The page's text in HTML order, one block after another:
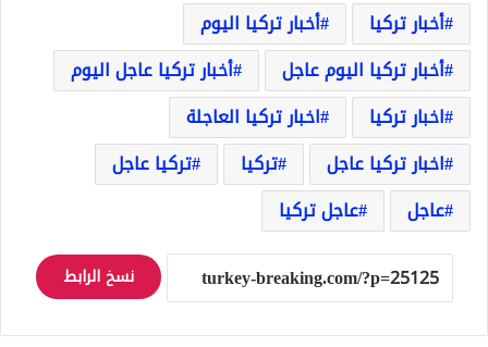
أخبار تركيا
أخبار تركيا اليوم
أخبار تركيا اليوم عاجل
أخبار تركيا عاجل اليوم
اخبار تركيا
اخبار تركيا العاجلة
اخبار تركيا عاجل
تركيا
تركيا عاجل
عاجل
عاجل تركيا
نسخ الرابط